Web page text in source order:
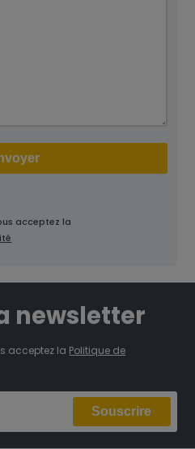
acceptez la
newsletter
acceptez la Politique de